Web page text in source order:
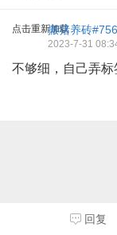
点击重新加载搬猪养砖
2023-7-31
不够细，自己弄标
回复